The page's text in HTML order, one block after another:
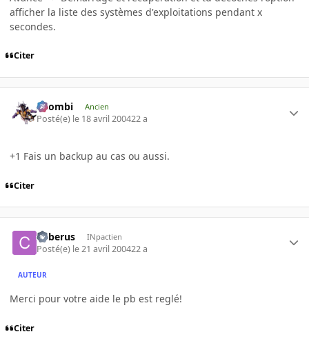
afficher la liste des systèmes d'exploitations pendant x
secondes.
Citer
XZombi Ancien
Posté(e) le 18 avril 200422 a
+1 Fais un backup au cas ou aussi.
Citer
Cyberus INpactien
Posté(e) le 21 avril 200422 a
AUTEUR
Merci pour votre aide le pb est reglé!
Citer